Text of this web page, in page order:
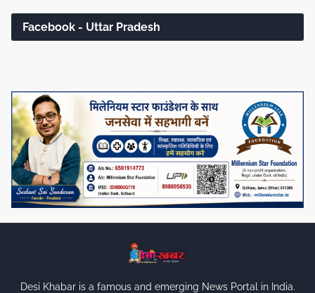
Facebook - Uttar Pradesh
Desi Khabar is a famous and emerging News Portal in India.